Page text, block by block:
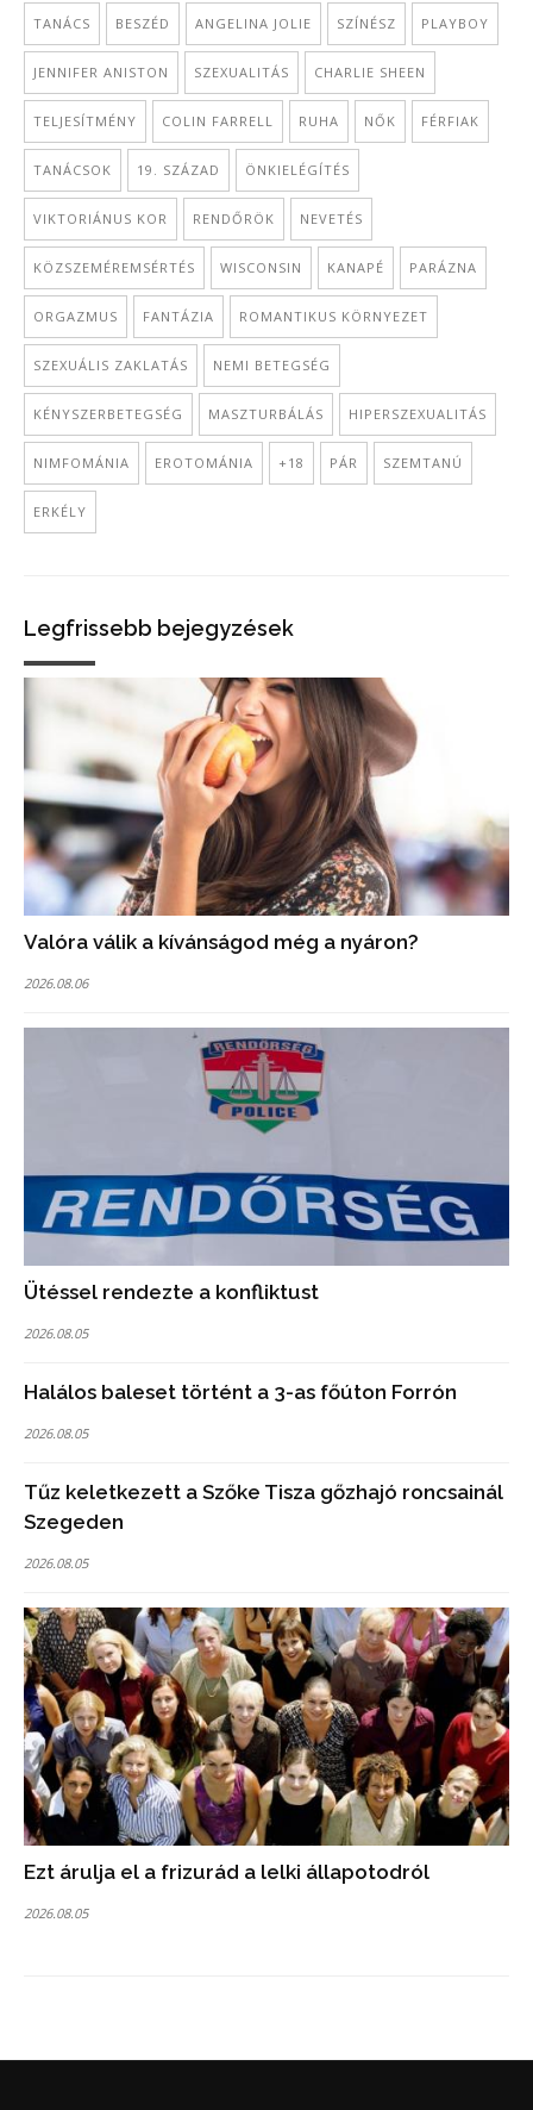
TANÁCS BESZÉD ANGELINA JOLIE SZÍNÉSZ PLAYBOY
JENNIFER ANISTON SZEXUALITÁS CHARLIE SHEEN
TELJESÍTMÉNY COLIN FARRELL RUHA NŐK FÉRFIAK
TANÁCSOK 19. SZÁZAD ÖNKIELÉGÍTÉS
VIKTORIÁNUS KOR RENDŐRÖK NEVETÉS
KÖZSZEMÉREMSÉRTÉS WISCONSIN KANAPÉ PARÁZNA
ORGAZMUS FANTÁZIA ROMANTIKUS KÖRNYEZET
SZEXUÁLIS ZAKLATÁS NEMI BETEGSÉG
KÉNYSZERBETEGSÉG MASZTURBÁLÁS HIPERSZEXUALITÁS
NIMFOMÁNIA EROTOMÁNIA +18 PÁR SZEMTANÚ
ERKÉLY
Legfrissebb bejegyzések
Valóra válik a kívánságod még a nyáron?
2026.08.06
Ütéssel rendezte a konfliktust
2026.08.05
Halálos baleset történt a 3-as főúton Forrón
2026.08.05
Tűz keletkezett a Szőke Tisza gőzhajó roncsainál
Szegeden
2026.08.05
Ezt árulja el a frizurád a lelki állapotodról
2026.08.05